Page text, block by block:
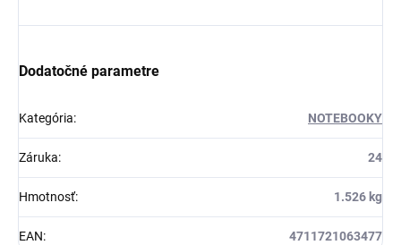
Dodatočné parametre
Kategória: NOTEBOOKY
Záruka: 24
Hmotnosť: 1.526 kg
EAN: 4711721063477